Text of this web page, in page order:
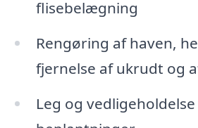
flisebelægning
Rengøring af haven,
fjernelse af ukrudt og
Leg og